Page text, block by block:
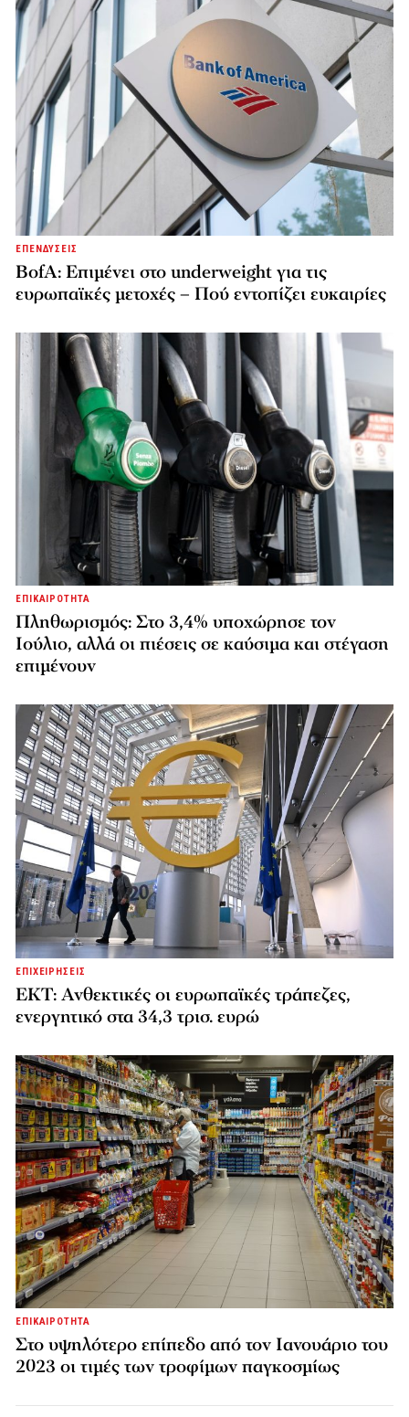
ΕΠΕΝΔΥΣΕΙΣ
BofA: Επιμένει στο underweight για τις
ευρωπαϊκές μετοχές – Πού εντοπίζει ευκαιρίες
ΕΠΙΚΑΙΡΟΤΗΤΑ
Πληθωρισμός: Στο 3,4% υποχώρησε τον
Ιούλιο, αλλά οι πιέσεις σε καύσιμα και στέγαση
επιμένουν
ΕΠΙΧΕΙΡΗΣΕΙΣ
ΕΚΤ: Ανθεκτικές οι ευρωπαϊκές τράπεζες,
ενεργητικό στα 34,3 τρισ. ευρώ
ΕΠΙΚΑΙΡΟΤΗΤΑ
Στο υψηλότερο επίπεδο από τον Ιανουάριο του
2023 οι τιμές των τροφίμων παγκοσμίως